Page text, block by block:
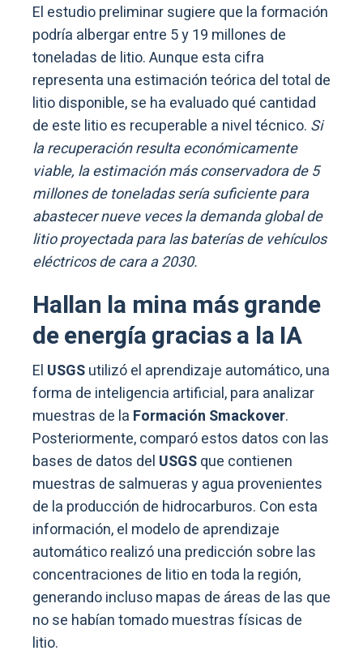
El estudio preliminar sugiere que la formación
podría albergar entre 5 y 19 millones de
toneladas de litio. Aunque esta cifra
representa una estimación teórica del total de
litio disponible, se ha evaluado qué cantidad
de este litio es recuperable a nivel técnico. Si
la recuperación resulta económicamente
viable, la estimación más conservadora de 5
millones de toneladas sería suficiente para
abastecer nueve veces la demanda global de
litio proyectada para las baterías de vehículos
eléctricos de cara a 2030.
Hallan la mina más grande
de energía gracias a la IA
El USGSutilizó el aprendizaje automático, una
forma de inteligencia artificial, para analizar
muestras de la Formación Smackover.
Posteriormente, comparó estos datos con las
bases de datos del USGSque contienen
muestras de salmueras y agua provenientes
de la producción de hidrocarburos. Con esta
información, el modelo de aprendizaje
automático realizó una predicción sobre las
concentraciones de litio en toda la región,
generando incluso mapas de áreas de las que
no se habían tomado muestras físicas de
litio.